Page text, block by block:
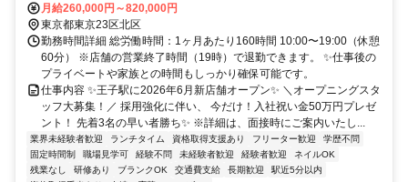
月給260,000円～820,000円
東京都東京23区北区
勤務時間詳細 総労働時間：1ヶ月あたり160時間 10:00〜19:00（休憩
60分） ※店舗の営業終了時間（19時）で退勤できます。 ✨仕事後の
プライベートや家族との時間もしっかり確保可能です。
仕事内容 ✨王子駅に2026年6月新店舗オープン✨ ＼オープニングスタ
ッフ大募集！／ 採用強化に伴い、 今だけ！入社祝い金50万円プレゼ
ント！ 先着3名の早い者勝ち✨ ※詳細は、面接時にご案内いたし...
業界未経験者歓迎 ランチタイム 資格取得支援あり フリーター歓迎
学歴不問
固定時間制
職場見学可 経験不問 未経験者歓迎 経験者歓迎
ネイルOK
残業なし
研修あり ブランクOK 交通費支給 長期歓迎
駅近5分以内